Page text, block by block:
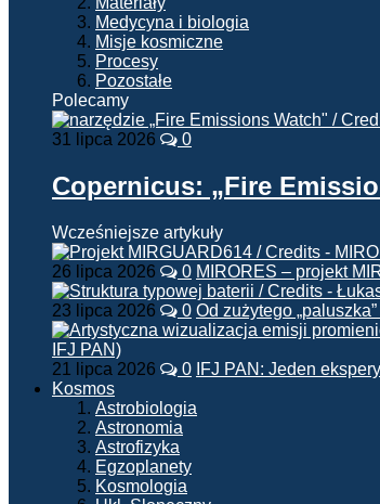
Medycyna i biologia
Misje kosmiczne
Procesy
Pozostałe
Polecamy
31 lipca 2026 0
Copernicus: „Fire
Wcześniejsze artykuły
26 lipca 2026 0 MIRORES – projekt
23 lipca 2026 0 Od zużytego
21 lipca 2026 0 IFJ PAN: Jeden
Kosmos
Astrobiologia
Astronomia
Astrofizyka
Egzoplanety
Kosmologia